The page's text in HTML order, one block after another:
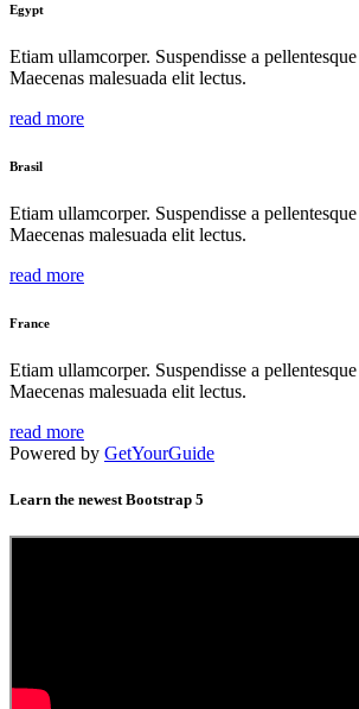
Egypt
Etiam ullamcorper. Suspendisse a
Maecenas malesuada elit lectus.
read more
Brasil
Etiam ullamcorper. Suspendisse a
Maecenas malesuada elit lectus.
read more
France
Etiam ullamcorper. Suspendisse a
Maecenas malesuada elit lectus.
read more
Powered by GetYourGuide
Learn the newest Bootstrap 5